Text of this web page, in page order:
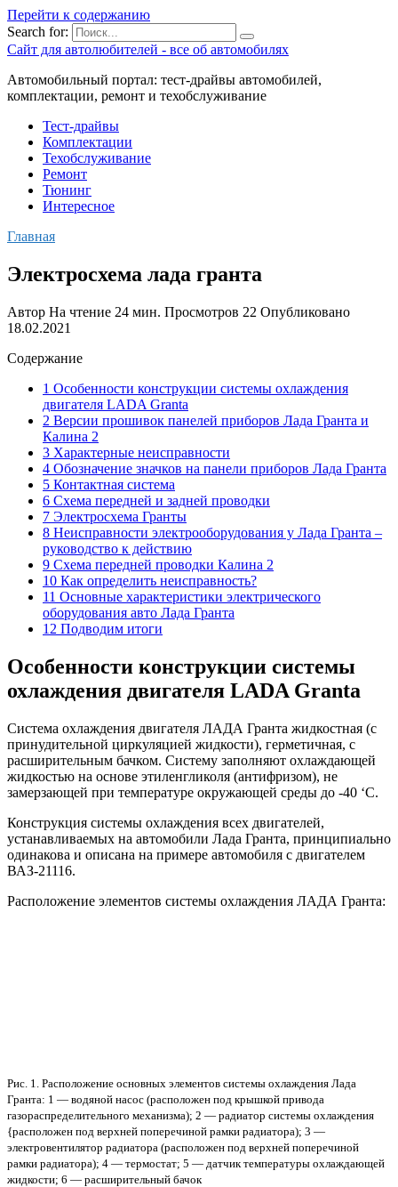
Перейти к содержанию
Search for:
Сайт для автолюбителей - все об автомобилях
Автомобильный портал: тест-драйвы автомобилей,
комплектации, ремонт и техобслуживание
Тест-драйвы
Комплектации
Техобслуживание
Ремонт
Тюнинг
Интересное
Главная
Электросхема лада гранта
Автор На чтение 24 мин. Просмотров 22 Опубликовано
18.02.2021
Содержание
1 Особенности конструкции системы охлаждения
двигателя LADA Granta
2 Версии прошивок панелей приборов Лада Гранта и
Калина 2
3 Характерные неисправности
4 Обозначение значков на панели приборов Лада Гранта
5 Контактная система
6 Схема передней и задней проводки
7 Электросхема Гранты
8 Неисправности электрооборудования у Лада Гранта –
руководство к действию
9 Схема передней проводки Калина 2
10 Как определить неисправность?
11 Основные характеристики электрического
оборудования авто Лада Гранта
12 Подводим итоги
Особенности конструкции системы
охлаждения двигателя LADA Granta
Система охлаждения двигателя ЛАДА Гранта жидкостная (с
принудительной циркуляцией жидкости), герметичная, с
расширительным бачком. Систему заполняют охлаждающей
жидкостью на основе этиленгликоля (антифризом), не
замерзающей при температуре окружающей среды до -40 ‘С.
Конструкция системы охлаждения всех двигателей,
устанавливаемых на автомобили Лада Гранта, принципиально
одинакова и описана на примере автомобиля с двигателем
ВАЗ-21116.
Расположение элементов системы охлаждения ЛАДА Гранта:
Рис. 1. Расположение основных элементов системы охлаждения Лада
Гранта: 1 — водяной насос (расположен под крышкой привода
газораспределительного механизма); 2 — радиатор системы охлаждения
{расположен под верхней поперечиной рамки радиатора); 3 —
электровентилятор радиатора (расположен под верхней поперечиной
рамки радиатора); 4 — термостат; 5 — датчик температуры охлаждающей
жидкости; 6 — расширительный бачок